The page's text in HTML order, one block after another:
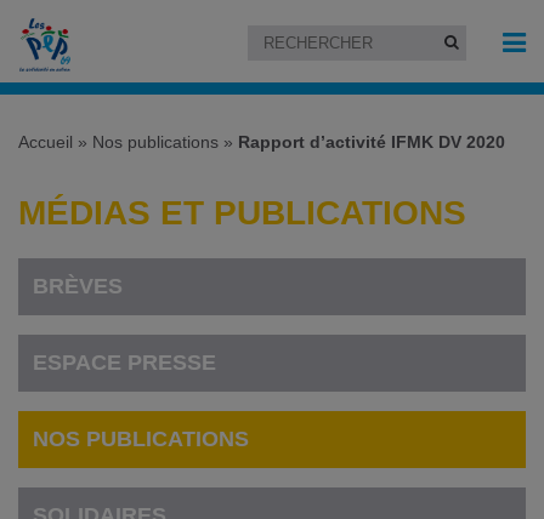
Accueil » Nos publications » Rapport d’activité IFMK DV 2020
MÉDIAS ET PUBLICATIONS
BRÈVES
ESPACE PRESSE
NOS PUBLICATIONS